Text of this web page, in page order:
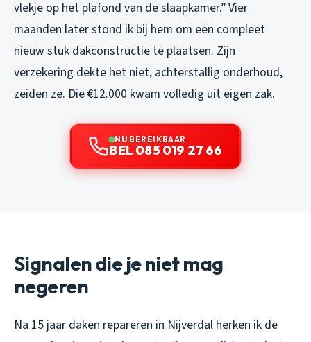
vlekje op het plafond van de slaapkamer.” Vier
maanden later stond ik bij hem om een compleet
nieuw stuk dakconstructie te plaatsen. Zijn
verzekering dekte het niet, achterstallig onderhoud,
zeiden ze. Die €12.000 kwam volledig uit eigen zak.
NU BEREIKBAAR
BEL 085 019 27 66
Signalen die je niet mag
negeren
Na 15 jaar daken repareren in Nijverdal herken ik de